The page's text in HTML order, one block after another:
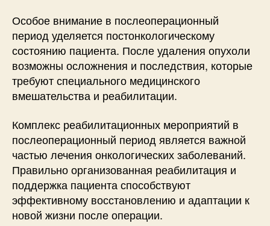
Особое внимание в послеоперационный
период уделяется постонкологическому
состоянию пациента. После удаления опухоли
возможны осложнения и последствия, которые
требуют специального медицинского
вмешательства и реабилитации.
Комплекс реабилитационных мероприятий в
послеоперационный период является важной
частью лечения онкологических заболеваний.
Правильно организованная реабилитация и
поддержка пациента способствуют
эффективному восстановлению и адаптации к
новой жизни после операции.